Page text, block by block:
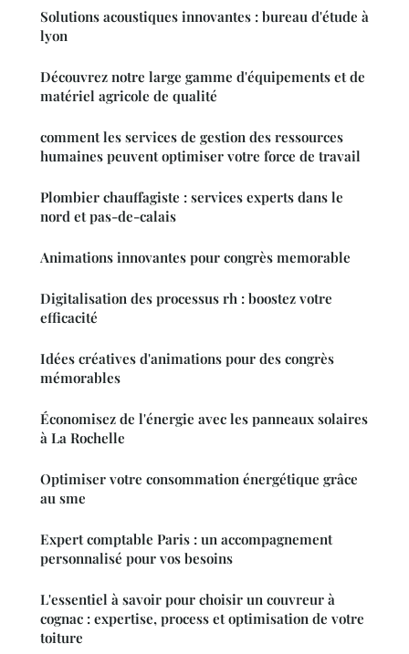
Solutions acoustiques innovantes : bureau d'étude à
lyon
Découvrez notre large gamme d'équipements et de
matériel agricole de qualité
comment les services de gestion des ressources
humaines peuvent optimiser votre force de travail
Plombier chauffagiste : services experts dans le
nord et pas-de-calais
Animations innovantes pour congrès memorable
Digitalisation des processus rh : boostez votre
efficacité
Idées créatives d'animations pour des congrès
mémorables
Économisez de l'énergie avec les panneaux solaires
à La Rochelle
Optimiser votre consommation énergétique grâce
au sme
Expert comptable Paris : un accompagnement
personnalisé pour vos besoins
L'essentiel à savoir pour choisir un couvreur à
cognac : expertise, process et optimisation de votre
toiture